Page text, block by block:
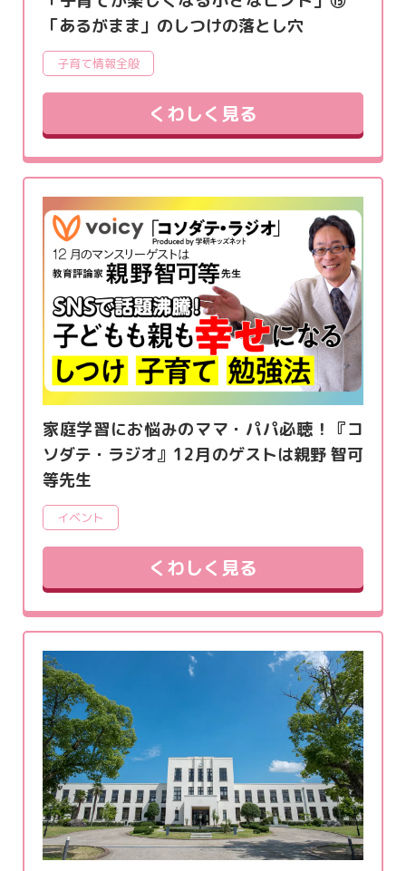
「あるがまま」のしつけの落とし穴
子育て情報全般
くわしく見る
家庭学習にお悩みのママ・パパ必聴！『コ
ソダテ・ラジオ』12月のゲストは親野 智可
等先生
イベント
くわしく見る